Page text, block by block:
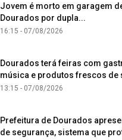
Jovem é morto em garagem
Dourados por dupla...
16:15 - 07/08/2026
Dourados terá feiras com
música e produtos frescos de
13:15 - 07/08/2026
Prefeitura de Dourados
de segurança, sistema que